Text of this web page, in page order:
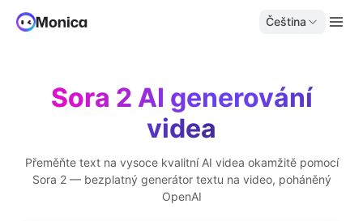
Čeština
Sora 2 AI generování
videa
Přeměňte text na vysoce kvalitní AI videa okamžitě pomocí
Sora 2 — bezplatný generátor textu na video, poháněný
OpenAI